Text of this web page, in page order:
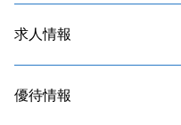
求人情報
優待情報